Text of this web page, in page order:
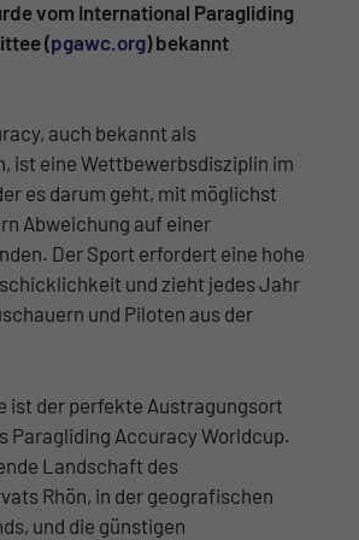
vom International Paragliding
(pgawc.org) bekannt
auch bekannt als
ist eine Wettbewerbsdisziplin im
es darum geht, mit möglichst
Abweichung auf einer
Der Sport erfordert eine hohe
und zieht jedes Jahr
und Piloten aus der
ist der perfekte Austragungsort
Paragliding Accuracy Worldcup.
Landschaft des
Rhön, in der geografischen
und die günstigen